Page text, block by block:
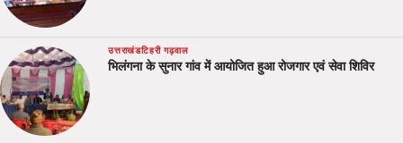
उत्तराखंडटिहरी गढ़वाल
भिलंगना के सुनार गांव में आयोजित हुआ रोजगार एवं सेवा शिविर